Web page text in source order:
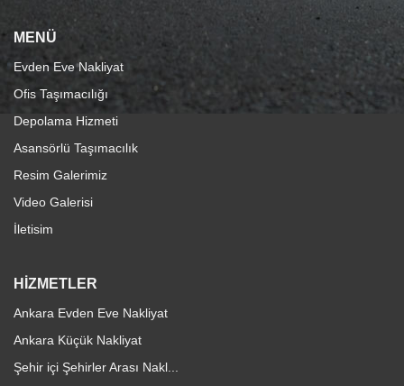
MENÜ
Evden Eve Nakliyat
Ofis Taşımacılığı
Depolama Hizmeti
Asansörlü Taşımacılık
Resim Galerimiz
Video Galerisi
İletisim
HİZMETLER
Ankara Evden Eve Nakliyat
Ankara Küçük Nakliyat
Şehir içi Şehirler Arası Nakl...